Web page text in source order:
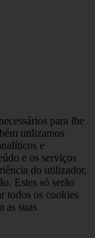
para lhe
utilizamos
e
e os serviços
do utilizador,
Estes só serão
todos os cookies
as suas